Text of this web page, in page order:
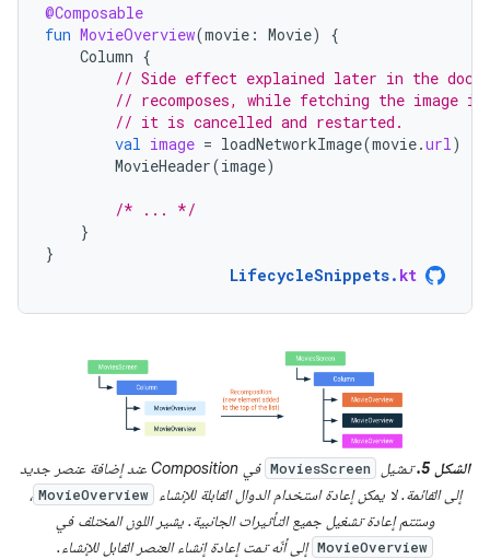
@Composable
fun MovieOverview(movie : Movie)
{
Column {
// Side effect explained later in the docs.
// recomposes, while fetching the image
// it is cancelled and restarted.
val image = loadNetworkImage(movie.url)
MovieHeader(image)
/* ... */
}
}
LifecycleSnippets. kt
الشكل 5. تمثيل MoviesScreen
في Composition عند إضافة عنصر جديد
إلى القائمة. لا يمكن إعادة استخدام الدوال القابلة للإنشاء
MovieOverview ،
وستتم إعادة تشغيل جميع التأثيرات الجانبية. يشير اللون المختلف في
MovieOverview إلى أنّه تمت إعادة إنشاء العنصر القابل للإنشاء.